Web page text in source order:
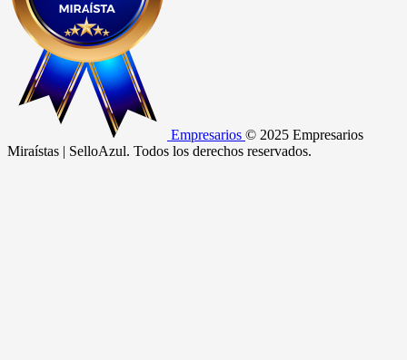
Empresarios © 2025 Empresarios
Miraístas | SelloAzul. Todos los derechos reservados.